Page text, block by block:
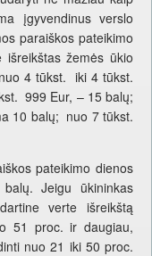
įgyvendinus verslo
paraiškos pateikimo
išreikštas žemės ūkio
4 tūkst. iki 4 tūkst.
999 Eur, – 15 balų;
10 balų; nuo 7 tūkst.
pateikimo dienos
Jeigu ūkininkas
verte išreikštą
51 proc. ir daugiau,
nuo 21 iki 50 proc.